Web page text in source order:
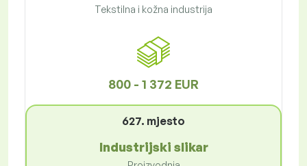
Tekstilna i kožna industrija
800 - 1 372 EUR
627. mjesto
Industrijski slikar